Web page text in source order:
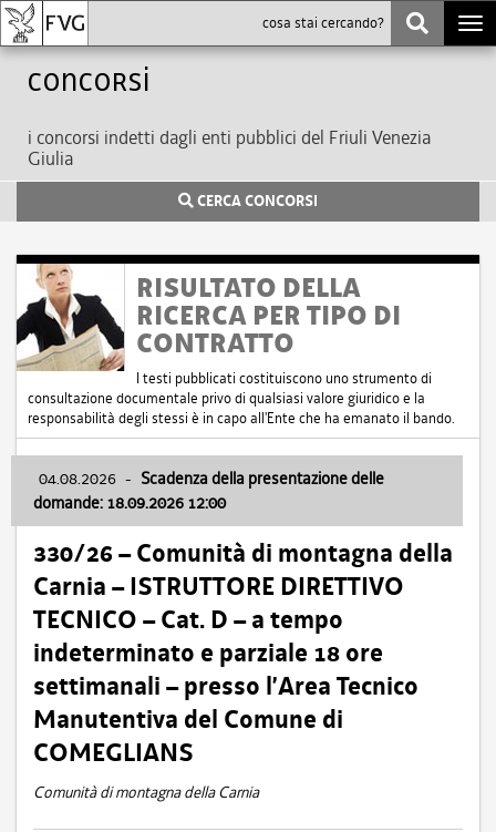
Concorsi
i concorsi indetti dagli enti pubblici del Friuli Venezia
Giulia
CERCA CONCORSI
RISULTATO DELLA
RICERCA PER TIPO DI
CONTRATTO
I testi pubblicati costituiscono uno strumento di
consultazione documentale privo di qualsiasi valore giuridico e la
responsabilità degli stessi è in capo all'Ente che ha emanato il bando.
04.08.2026 - Scadenza della presentazione delle
domande: 18.09.2026 12:00
330/26 – Comunità di montagna della
Carnia – ISTRUTTORE DIRETTIVO
TECNICO – Cat. D – a tempo
indeterminato e parziale 18 ore
settimanali – presso l’Area Tecnico
Manutentiva del Comune di
COMEGLIANS
Comunità di montagna della Carnia